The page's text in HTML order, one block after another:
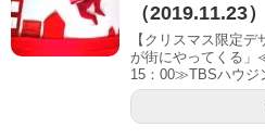
（2019.11.23）
【クリスマス限定
が街にやってくる」
15：00≫TBSハウ